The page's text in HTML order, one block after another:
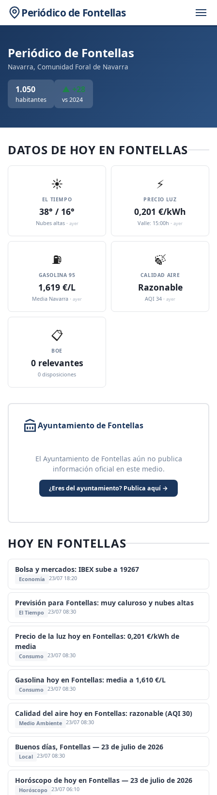
Periódico de Fontellas
Periódico de Fontellas
Navarra, Comunidad Foral de Navarra
1.050
habitantes
▲ +28
vs 2024
DATOS DE HOY EN FONTELLAS
☀️
EL TIEMPO
38° / 16°
Nubes altas · ayer
⚡
PRECIO LUZ
0,201 €/kWh
Valle: 15:00h · ayer
⛽️
GASOLINA 95
1,619 €/L
Media Navarra · ayer
🍃
CALIDAD AIRE
Razonable
AQI 34 · ayer
📋
BOE
0 relevantes
0 disposiciones
Ayuntamiento de Fontellas
El Ayuntamiento de Fontellas aún no publica
información oficial en este medio.
¿Eres del ayuntamiento? Publica aquí →
HOY EN FONTELLAS
Bolsa y mercados: IBEX sube a 19267
Economía 23/07 18:20
Previsión para Fontellas: muy caluroso y nubes altas
El Tiempo 23/07 08:30
Precio de la luz hoy en Fontellas: 0,201 €/kWh de
media
Consumo 23/07 08:30
Gasolina hoy en Fontellas: media a 1,610 €/L
Consumo 23/07 08:30
Calidad del aire hoy en Fontellas: razonable (AQI 30)
Medio Ambiente 23/07 08:30
Buenos días, Fontellas — 23 de julio de 2026
Local 23/07 08:30
Horóscopo de hoy en Fontellas — 23 de julio de 2026
Horóscopo 23/07 06:10